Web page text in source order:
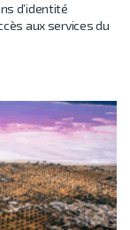
d’identité
aux services du